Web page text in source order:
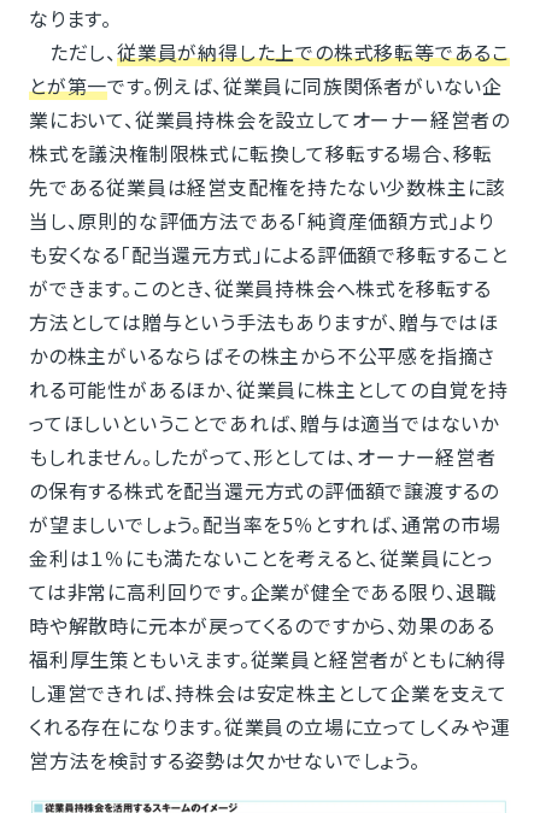
なります。
ただし、従業員が納得した上での株式移転等であるこ
とが第一です。例えば、従業員に同族関係者がいない企
業において、従業員持株会を設立してオーナー経営者の
株式を議決権制限株式に転換して移転する場合、移転
先である従業員は経営支配権を持たない少数株主に該
当し、原則的な評価方法である「純資産価額方式」より
も安くなる「配当還元方式」による評価額で移転すること
ができます。このとき、従業員持株会へ株式を移転する
方法としては贈与という手法もありますが、贈与ではほ
かの株主がいるならばその株主から不公平感を指摘さ
れる可能性があるほか、従業員に株主としての自覚を持
ってほしいということであれば、贈与は適当ではないか
もしれません。したがって、形としては、オーナー経営者
の保有する株式を配当還元方式の評価額で譲渡するの
が望ましいでしょう。配当率を5％とすれば、通常の市場
金利は１％にも満たないことを考えると、従業員にとっ
ては非常に高利回りです。企業が健全である限り、退職
時や解散時に元本が戻ってくるのですから、効果のある
福利厚生策ともいえます。従業員と経営者がともに納得
し運営できれば、持株会は安定株主として企業を支えて
くれる存在になります。従業員の立場に立ってしくみや運
営方法を検討する姿勢は欠かせないでしょう。